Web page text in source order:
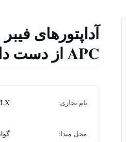
APC از دست دادن کم درج
نام تجاری:
محل مبدا: